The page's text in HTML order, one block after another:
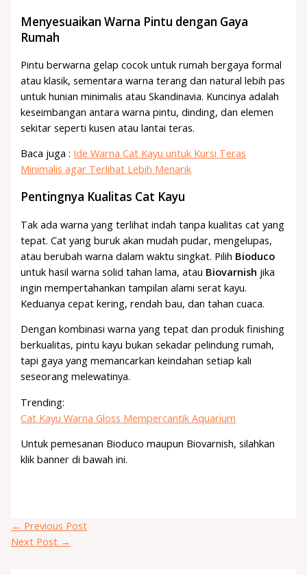
Menyesuaikan Warna Pintu dengan Gaya
Rumah
Pintu berwarna gelap cocok untuk rumah bergaya formal
atau klasik, sementara warna terang dan natural lebih pas
untuk hunian minimalis atau Skandinavia. Kuncinya adalah
keseimbangan antara warna pintu, dinding, dan elemen
sekitar seperti kusen atau lantai teras.
Baca juga : Ide Warna Cat Kayu untuk Kursi Teras
Minimalis agar Terlihat Lebih Menarik
Pentingnya Kualitas Cat Kayu
Tak ada warna yang terlihat indah tanpa kualitas cat yang
tepat. Cat yang buruk akan mudah pudar, mengelupas,
atau berubah warna dalam waktu singkat. Pilih Bioduco
untuk hasil warna solid tahan lama, atau Biovarnish jika
ingin mempertahankan tampilan alami serat kayu.
Keduanya cepat kering, rendah bau, dan tahan cuaca.
Dengan kombinasi warna yang tepat dan produk finishing
berkualitas, pintu kayu bukan sekadar pelindung rumah,
tapi gaya yang memancarkan keindahan setiap kali
seseorang melewatinya.
Trending:
Cat Kayu Warna Gloss Mempercantik Aquarium
Untuk pemesanan Bioduco maupun Biovarnish, silahkan
klik banner di bawah ini.
← Previous Post
Next Post →